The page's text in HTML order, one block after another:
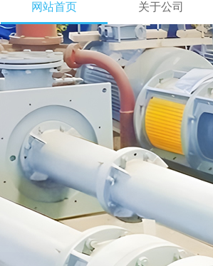
网站首页 关于公司